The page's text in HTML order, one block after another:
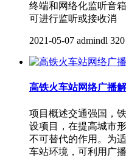
终端和网络化监听音
可进行监听或接收消
2021-05-07 admindl 320
高铁火车站网络广播
项目概述交通强国，
设项目，在提高城市
不可替代的作用。为
车站环境，可利用广